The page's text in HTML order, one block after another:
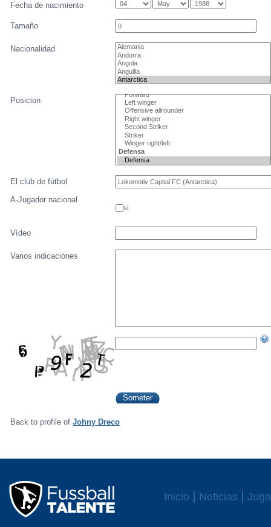
Fecha de nacimiento
Tamaño
Nacionalidad
Posicion
El club de fútbol
A-Jugador nacional
si
Vídeo
Varios indicaciónes
Back to profile of Johny Dreco
Inicio Noticias